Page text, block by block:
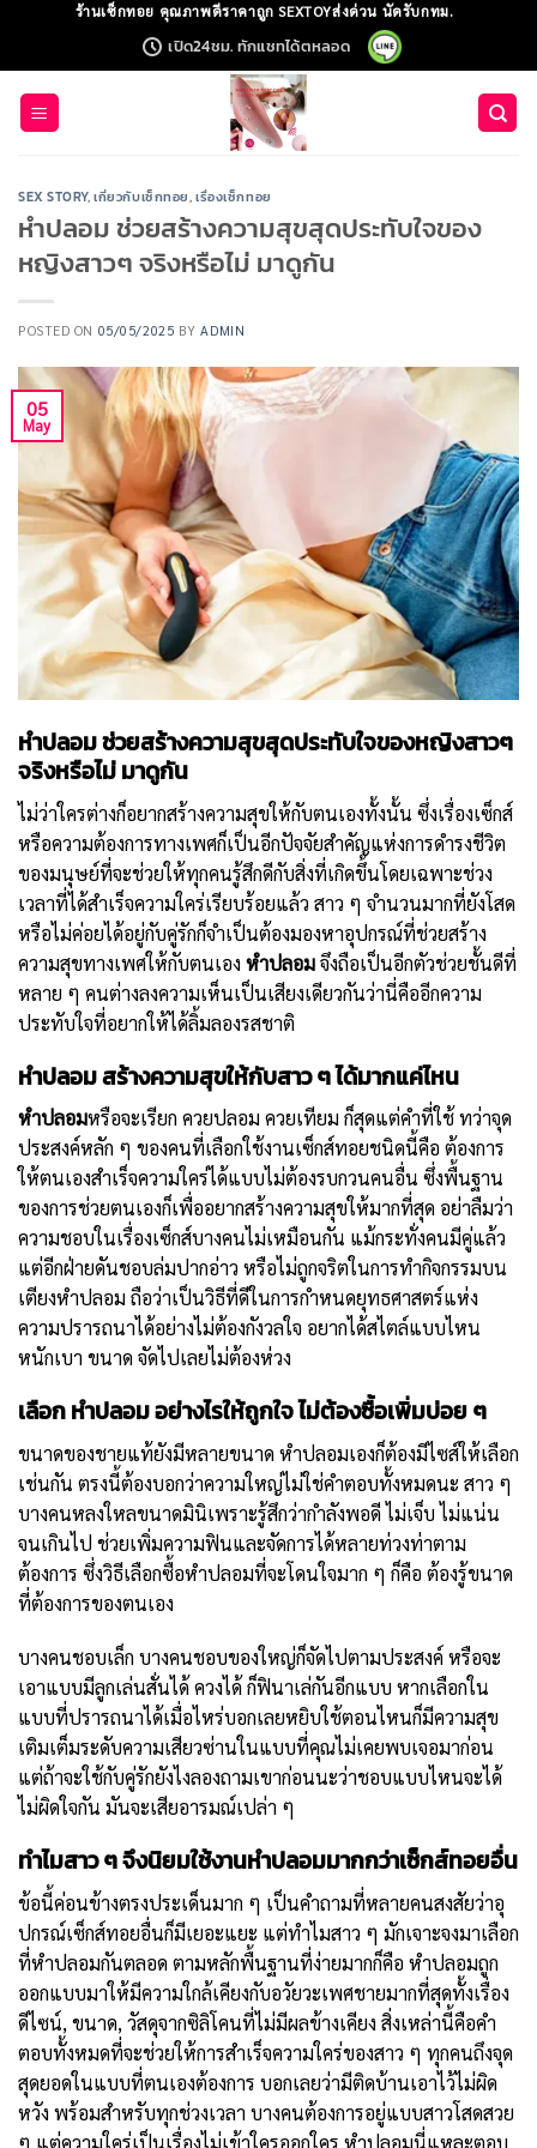
content
ร้านเซ็กทอย คุณภาพดีราคาถูก SEXTOYส่งด่วน นัดรับกทม.
เปิด24ชม. ทักแชทได้ตหลอด
SEX STORY,เกี่ยวกับเซ็กทอย,เรื่องเซ็กทอย
หำปลอม ช่วยสร้างความสุขสุดประทับใจของ
หญิงสาวๆ จริงหรือไม่ มาดูกัน
POSTED ON 05/05/2025 BYADMIN
05
May
หำปลอม ช่วยสร้างความสุขสุดประทับใจของหญิงสาวๆ
จริงหรือไม่ มาดูกัน
ไม่ว่าใครต่างก็อยากสร้างความสุขให้กับตนเองทั้งนั้น ซึ่งเรื่องเซ็กส์
หรือความต้องการทางเพศก็เป็นอีกปัจจัยสำคัญแห่งการดำรงชีวิต
ของมนุษย์ที่จะช่วยให้ทุกคนรู้สึกดีกับสิ่งที่เกิดขึ้นโดยเฉพาะช่วง
เวลาที่ได้สำเร็จความใคร่เรียบร้อยแล้ว สาว ๆ จำนวนมากที่ยังโสด
หรือไม่ค่อยได้อยู่กับคู่รักก็จำเป็นต้องมองหาอุปกรณ์ที่ช่วยสร้าง
ความสุขทางเพศให้กับตนเอง หำปลอมจึงถือเป็นอีกตัวช่วยชั้นดีที่
หลาย ๆ คนต่างลงความเห็นเป็นเสียงเดียวกันว่านี่คืออีกความ
ประทับใจที่อยากให้ได้ลิ้มลองรสชาติ
หำปลอม สร้างความสุขให้กับสาว ๆ ได้มากแค่ไหน
หำปลอมหรือจะเรียก ควยปลอม ควยเทียม ก็สุดแต่คำที่ใช้ ทว่าจุด
ประสงค์หลัก ๆ ของคนที่เลือกใช้งานเซ็กส์ทอยชนิดนี้คือ ต้องการ
ให้ตนเองสำเร็จความใคร่ได้แบบไม่ต้องรบกวนคนอื่น ซึ่งพื้นฐาน
ของการช่วยตนเองก็เพื่ออยากสร้างความสุขให้มากที่สุด อย่าลืมว่า
ความชอบในเรื่องเซ็กส์บางคนไม่เหมือนกัน แม้กระทั่งคนมีคู่แล้ว
แต่อีกฝ่ายดันชอบล่มปากอ่าว หรือไม่ถูกจริตในการทำกิจกรรมบน
เตียงหำปลอม ถือว่าเป็นวิธีที่ดีในการกำหนดยุทธศาสตร์แห่ง
ความปรารถนาได้อย่างไม่ต้องกังวลใจ อยากได้สไตล์แบบไหน
หนักเบา ขนาด จัดไปเลยไม่ต้องห่วง
เลือก หำปลอม อย่างไรให้ถูกใจ ไม่ต้องซื้อเพิ่มบ่อย ๆ
ขนาดของชายแท้ยังมีหลายขนาด หำปลอมเองก็ต้องมีไซส์ให้เลือก
เช่นกัน ตรงนี้ต้องบอกว่าความใหญ่ไม่ใช่คำตอบทั้งหมดนะ สาว ๆ
บางคนหลงใหลขนาดมินิเพราะรู้สึกว่ากำลังพอดี ไม่เจ็บ ไม่แน่น
จนเกินไป ช่วยเพิ่มความฟินและจัดการได้หลายท่วงท่าตาม
ต้องการ ซึ่งวิธีเลือกซื้อหำปลอมที่จะโดนใจมาก ๆ ก็คือ ต้องรู้ขนาด
ที่ต้องการของตนเอง
บางคนชอบเล็ก บางคนชอบของใหญ่ก็จัดไปตามประสงค์ หรือจะ
เอาแบบมีลูกเล่นสั่นได้ ควงได้ ก็ฟินาเล่กันอีกแบบ หากเลือกใน
แบบที่ปรารถนาได้เมื่อไหร่บอกเลยหยิบใช้ตอนไหนก็มีความสุข
เติมเต็มระดับความเสียวซ่านในแบบที่คุณไม่เคยพบเจอมาก่อน
แต่ถ้าจะใช้กับคู่รักยังไงลองถามเขาก่อนนะว่าชอบแบบไหนจะได้
ไม่ผิดใจกัน มันจะเสียอารมณ์เปล่า ๆ
ทำไมสาว ๆ จึงนิยมใช้งานหำปลอมมากกว่าเซ็กส์ทอยอื่น
ข้อนี้ค่อนข้างตรงประเด็นมาก ๆ เป็นคำถามที่หลายคนสงสัยว่าอุ
ปกรณ์เซ็กส์ทอยอื่นก็มีเยอะแยะ แต่ทำไมสาว ๆ มักเจาะจงมาเลือก
ที่หำปลอมกันตลอด ตามหลักพื้นฐานที่ง่ายมากก็คือ หำปลอมถูก
ออกแบบมาให้มีความใกล้เคียงกับอวัยวะเพศชายมากที่สุดทั้งเรื่อง
ดีไซน์, ขนาด, วัสดุจากซิลิโคนที่ไม่มีผลข้างเคียง สิ่งเหล่านี้คือคำ
ตอบทั้งหมดที่จะช่วยให้การสำเร็จความใคร่ของสาว ๆ ทุกคนถึงจุด
สุดยอดในแบบที่ตนเองต้องการ บอกเลยว่ามีติดบ้านเอาไว้ไม่ผิด
หวัง พร้อมสำหรับทุกช่วงเวลา บางคนต้องการอยู่แบบสาวโสดสวย
ๆ แต่ความใคร่เป็นเรื่องไม่เข้าใครออกใคร หำปลอมนี่แหละตอบ